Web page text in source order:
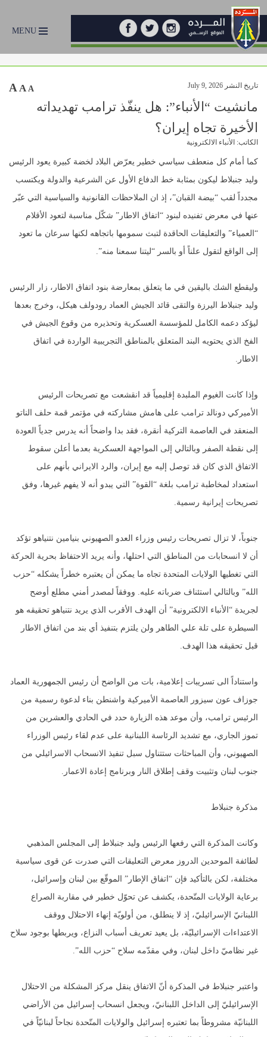
MENU
تاريخ النشر July 9, 2026 A A A
مانشيت “الأنباء”: هل ينفّذ ترامب تهديداته
الأخيرة تجاه إيران؟
الكاتب: الأنباء الالكترونية
كما أمام كل منعطف سياسي خطير يعرّض البلاد لخضة كبيرة يعود الرئيس
وليد جنبلاط ليكون بمثابة خط الدفاع الأول عن الشرعية والدولة ويكتسب
مجدداً لقب “بيضة القبان”، إذ ان الملاحظات القانونية والسياسية التي عبّر
عنها في معرض تفنيده لبنود “اتفاق الاطار” شكّل مناسبة لتعود الأقلام
“العمياء” والتعليقات الحاقدة لتبث سمومها باتجاهه لكنها سرعان ما تعود
إلى الواقع لتقول علناً أو بالسر “ليتنا سمعنا منه”.
وليقطع الشك باليقين في ما يتعلق بمعارضة بنود اتفاق الاطار، زار الرئيس
وليد جنبلاط اليرزة والتقى قائد الجيش العماد رودولف هيكل، وخرج بعدها
ليؤكد دعمه الكامل للمؤسسة العسكرية وتحذيره من وقوع الجيش في
الفخ الذي يحتويه البند المتعلق بالمناطق التجريبية الواردة في اتفاق
الاطار.
وإذا كانت الغيوم الملبدة إقليمياً قد انقشعت مع تصريحات الرئيس
الأميركي دونالد ترامب على هامش مشاركته في مؤتمر قمة حلف الناتو
المنعقد في العاصمة التركية أنقرة، فقد بدا واضحاً أنه يدرس جدياً العودة
إلى نقطة الصفر وبالتالي إلى المواجهة العسكرية بعدما أعلن سقوط
الاتفاق الذي كان قد توصل إليه مع إيران، والرد الايراني بأنهم على
استعداد لمخاطبة ترامب بلغة “القوة” التي يبدو أنه لا يفهم غيرها، وفق
تصريحات إيرانية رسمية.
جنوباً، لا تزال تصريحات رئيس وزراء العدو الصهيوني بنيامين نتنياهو تؤكد
أن لا انسحابات من المناطق التي احتلها، وأنه يريد الاحتفاظ بحرية الحركة
التي تغطيها الولايات المتحدة تجاه ما يمكن أن يعتبره خطراً يشكله “حزب
الله” وبالتالي استئناف ضرباته عليه. ووفقاً لمصدر أمني مطلع أوضح
لجريدة “الأنباء الالكترونية” أن الهدف الأقرب الذي يريد نتنياهو تحقيقه هو
السيطرة على تلة علي الطاهر ولن يلتزم بتنفيذ أي بند من اتفاق الاطار
قبل تحقيقه هذا الهدف.
واستناداً الى تسريبات إعلامية، بات من الواضح أن رئيس الجمهورية العماد
جوزاف عون سيزور العاصمة الأميركية واشنطن بناء لدعوة رسمية من
الرئيس ترامب، وأن موعد هذه الزيارة حدد في الحادي والعشرين من
تموز الجاري، مع تشديد الرئاسة اللبنانية على عدم لقاء رئيس الوزراء
الصهيوني، وأن المباحثات ستتناول سبل تنفيذ الانسحاب الاسرائيلي من
جنوب لبنان وتثبيت وقف إطلاق النار وبرنامج إعادة الاعمار.
مذكرة جنبلاط
وكانت المذكرة التي رفعها الرئيس وليد جنبلاط إلى المجلس المذهبي
لطائفة الموحدين الدروز معرض التعليقات التي صدرت عن قوى سياسية
مختلفة، لكن بالتأكيد فإن “اتفاق الإطار” الموقّع بين لبنان وإسرائيل،
برعاية الولايات المتّحدة، يكشف عن تحوّل خطير في مقاربة الصراع
اللبنانيّ الإسرائيليّ، إذ لا ينطلق، من أولويّة إنهاء الاحتلال ووقف
الاعتداءات الإسرائيليّة، بل يعيد تعريف أسباب النزاع، ويربطها بوجود سلاح
غير نظاميّ داخل لبنان، وفي مقدّمه سلاح “حزب الله”.
واعتبر جنبلاط في المذكرة أنّ الاتفاق ينقل مركز المشكلة من الاحتلال
الإسرائيليّ إلى الداخل اللبنانيّ، ويجعل انسحاب إسرائيل من الأراضي
اللبنانيّة مشروطاً بما تعتبره إسرائيل والولايات المتّحدة نجاحاً لبنانيّاً في